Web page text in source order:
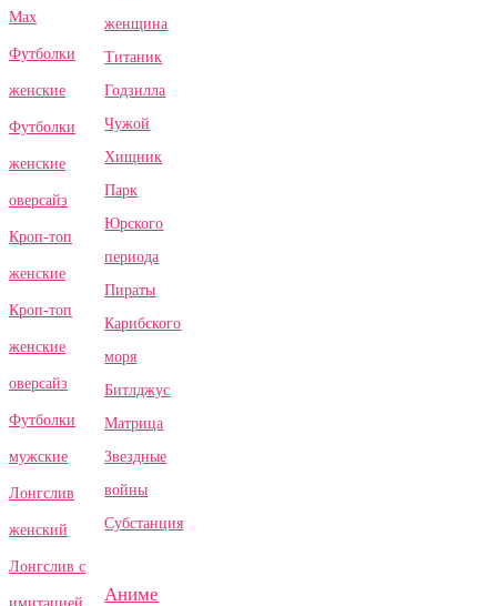
Max
Футболки
женские
Футболки
женские
оверсайз
Кроп-топ
женские
Кроп-топ
женские
оверсайз
Футболки
мужские
Лонгслив
женский
Лонгслив с
женщина
Титаник
Годзилла
Чужой
Хищник
Парк
Юрского
периода
Пираты
Карибского
моря
Битлджус
Матрица
Звездные
войны
Субстанция
Аниме